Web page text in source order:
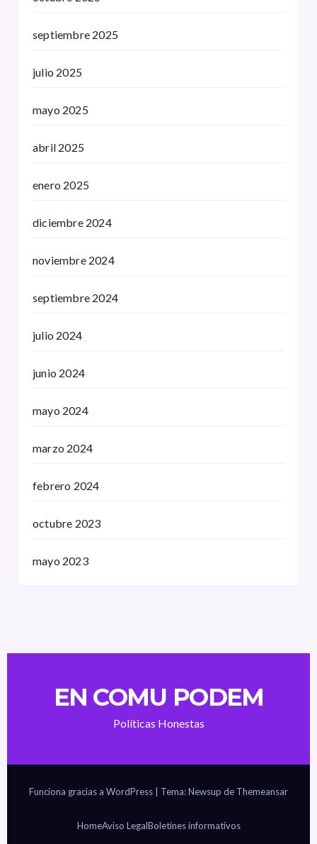
septiembre 2025
julio 2025
mayo 2025
abril 2025
enero 2025
diciembre 2024
noviembre 2024
septiembre 2024
julio 2024
junio 2024
mayo 2024
marzo 2024
febrero 2024
octubre 2023
mayo 2023
EN COMU PODEM
Políticas Honestas
Funciona gracias a WordPress | Tema: Newsup de Themeansar
HomeAviso LegalBoletines informativos